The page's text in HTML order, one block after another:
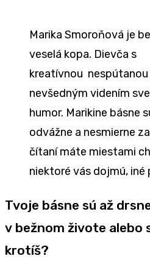
Marika Smoroňová je
veselá kopa. Dievča s
kreatívnou nespútanou
nevšedným videním
humor. Marikine básne
odvážne a nesmierne
čítaní máte miestami
niektoré vás dojmú, iné
Tvoje básne sú až
v bežnom živote alebo
krotíš?